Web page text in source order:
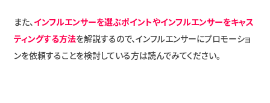
また、 インフルエンサーを選ぶポイントやインフルエンサーをキャス
ティングする方法を解説するので、インフルエンサーにプロモーショ
ンを依頼することを検討している方は読んでみてください。